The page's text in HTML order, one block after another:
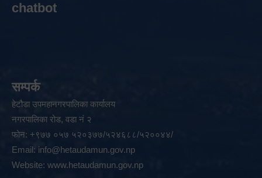
chatbot
सम्पर्क
हेटौडा उपमहानगरपालिका कार्यालय
नगरपालिका रोड, वडा नं २
फोन: +९७७ ०५७ ५२०३७७/५२४६८८/५२००४४/
Email: info@hetaudamun.gov.np
Website: www.hetaudamun.gov.np